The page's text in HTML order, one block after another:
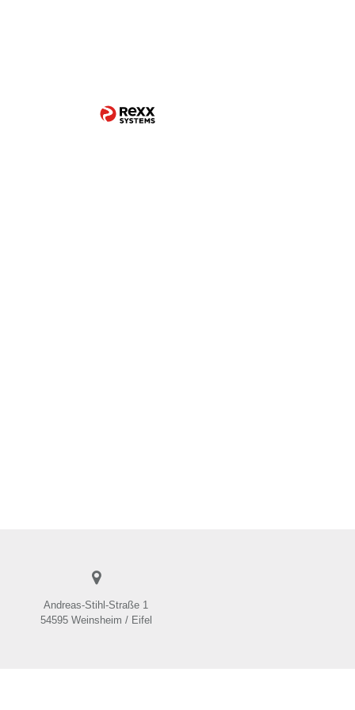
Andreas-Stihl-Straße 1
54595 Weinsheim / Eifel